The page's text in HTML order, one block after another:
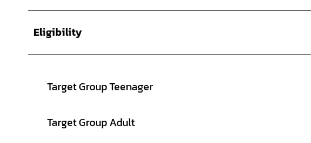
Eligibility
Target Group Teenager
Target Group Adult